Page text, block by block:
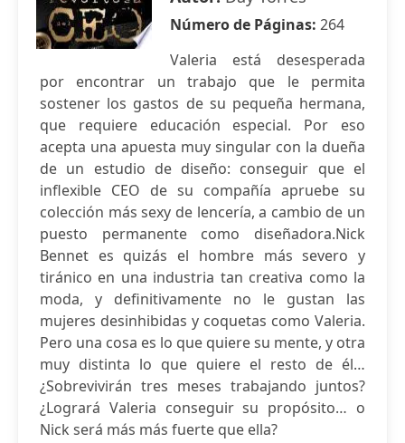
Número de Páginas: 264
Valeria está desesperada
por encontrar un trabajo que le permita
sostener los gastos de su pequeña hermana,
que requiere educación especial. Por eso
acepta una apuesta muy singular con la dueña
de un estudio de diseño: conseguir que el
inflexible CEO de su compañía apruebe su
colección más sexy de lencería, a cambio de un
puesto permanente como diseñadora.Nick
Bennet es quizás el hombre más severo y
tiránico en una industria tan creativa como la
moda, y definitivamente no le gustan las
mujeres desinhibidas y coquetas como Valeria.
Pero una cosa es lo que quiere su mente, y otra
muy distinta lo que quiere el resto de él…
¿Sobrevivirán tres meses trabajando juntos?
¿Logrará Valeria conseguir su propósito… o
Nick será más más fuerte que ella?